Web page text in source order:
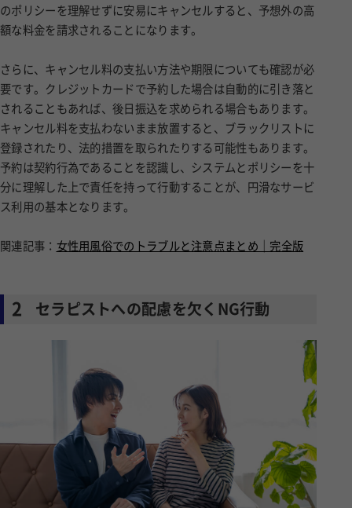
のポリシーを理解せずに安易にキャンセルすると、予想外の高
額な料金を請求されることになります。
さらに、キャンセル料の支払い方法や期限についても確認が必
要です。クレジットカードで予約した場合は自動的に引き落と
されることもあれば、後日振込を求められる場合もあります。
キャンセル料を支払わないまま放置すると、ブラックリストに
登録されたり、法的措置を取られたりする可能性もあります。
予約は契約行為であることを認識し、システムとポリシーを十
分に理解した上で責任を持って行動することが、円滑なサービ
ス利用の基本となります。
関連記事： 女性用風俗でのトラブルと注意点まとめ｜完全版
2 セラピストへの配慮を欠くNG行動